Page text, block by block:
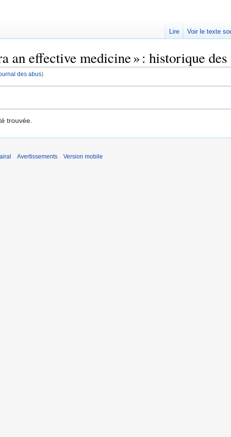
an effective medicine » : historique des
des abus)
trouvée.
Lire Voir le texte
Avertissements Version mobile